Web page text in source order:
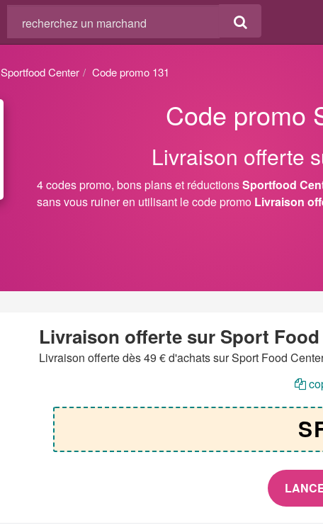
Sportfood Center Code promo 131
Code promo
Livraison offerte
4 codes promo, bons plans et réductionsSportfood
sans vous ruiner en utilisant le code promo Livraison
Livraison offerte sur Sport
Livraison offerte dès 49 € d'achats sur Sport Food